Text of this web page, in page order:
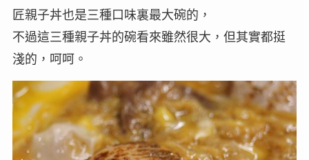
匠親子丼也是三種口味裏最大碗的，
不過這三種親子丼的碗看來雖然很大，但其實都挺
淺的，呵呵。